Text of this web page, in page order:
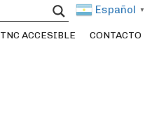
Español ▼
TNC ACCESIBLE CONTACTO